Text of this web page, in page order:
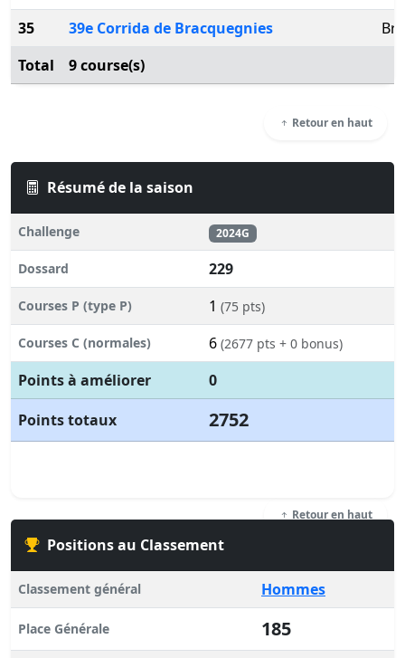
35
39e Corrida de Bracquegnies
Total
9 course(s)
Retour en haut
Résumé de la saison
Challenge 2024G
Dossard 229
Courses P (type P) 1 (75 pts)
Courses C (normales) 6 (2677 pts + 0 bonus)
Points à améliorer
0
Points totaux
2752
Retour en haut
Positions au Classement
Classement général Hommes
Place Générale 185